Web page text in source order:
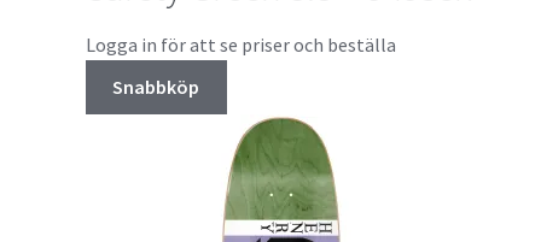
Logga in för att se priser och beställa
Snabbköp